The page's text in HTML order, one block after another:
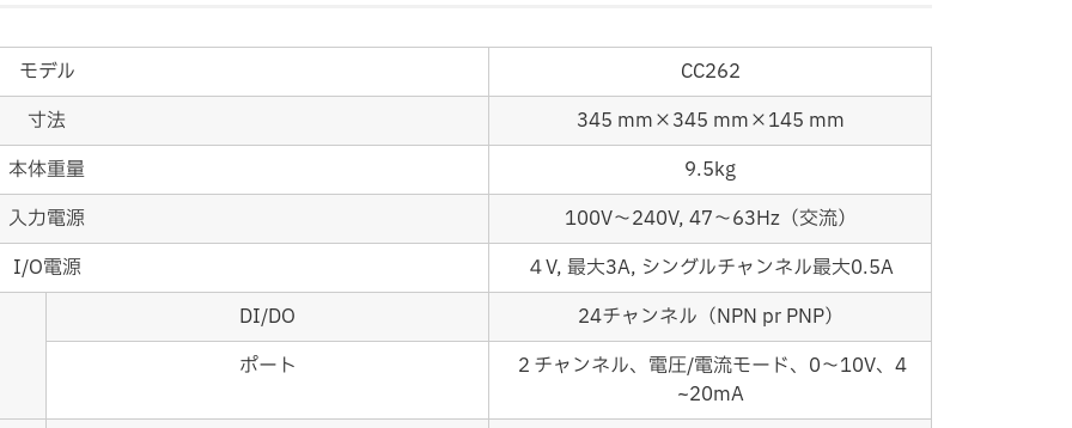
モデル
CC262
寸法
345 mm×345 mm×145 mm
本体重量
9.5kg
入力電源
100V～240V, 47～63Hz（交流）
I/O電源
４V, 最大3A, シングルチャンネル最大0.5A
DI/DO
24チャンネル（NPN pr PNP）
ポート
２チャンネル、電圧/電流モード、0～10V、4
~20mA